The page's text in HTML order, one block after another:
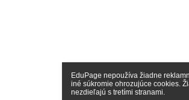
EduPage nepoužíva žiadne
iné súkromie ohrozujúce cookies.
nezdieľajú s tretími stranami.